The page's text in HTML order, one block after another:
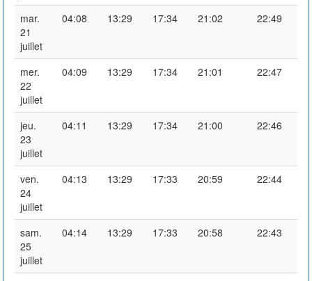
mar.
21
juillet
04:08 13:29 17:34 21:02 22:49
mer.
22
juillet
04:09 13:29 17:34 21:01 22:47
jeu.
23
juillet
04:11 13:29 17:34 21:00 22:46
ven.
24
juillet
04:13 13:29 17:33 20:59 22:44
sam.
25
juillet
04:14 13:29 17:33 20:58 22:43